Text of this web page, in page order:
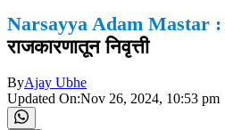
Narsayya Adam Mastar :
राजकारणातून निवृत्ती
ByAjay Ubhe
Updated On:Nov 26, 2024, 10:53 pm